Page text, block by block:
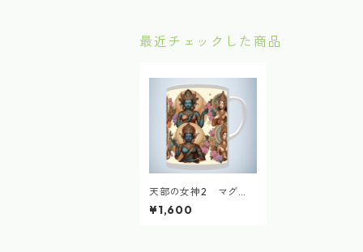
最近チェックした商品
天部の女神2 マグカ
ップ
¥1,600